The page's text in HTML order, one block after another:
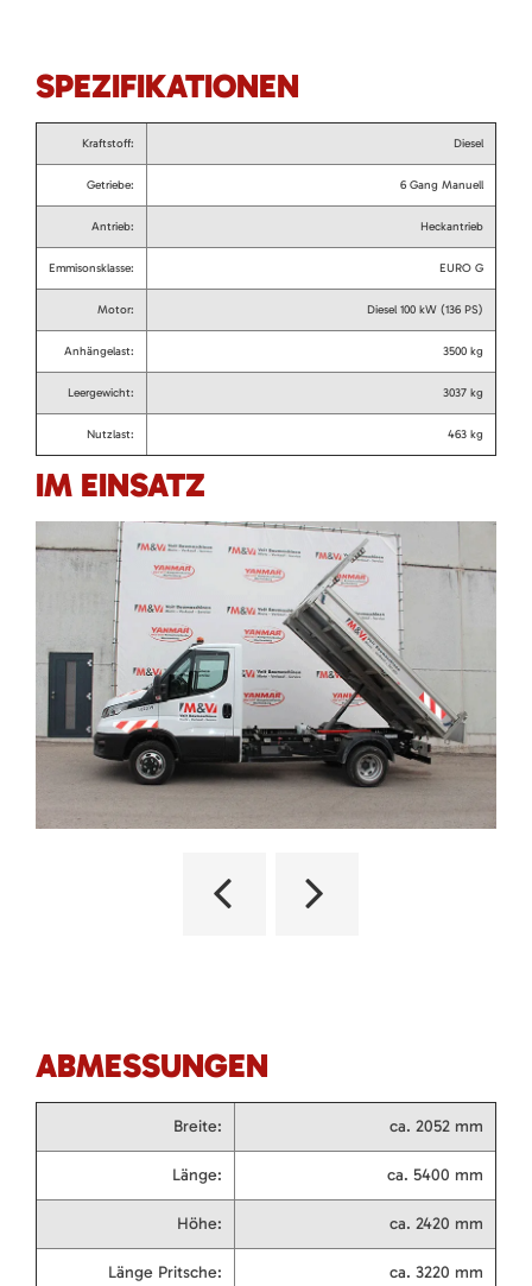
SPEZIFIKATIONEN
Kraftstoff: Diesel
Getriebe: 6 Gang Manuell
Antrieb: Heckantrieb
Emmisonsklasse: EURO G
Motor: Diesel 100 kW (136 PS)
Anhängelast: 3500 kg
Leergewicht: 3037 kg
Nutzlast: 463 kg
IM EINSATZ
ABMESSUNGEN
Breite: ca. 2052 mm
Länge: ca. 5400 mm
Höhe: ca. 2420 mm
Länge Pritsche: ca. 3220 mm